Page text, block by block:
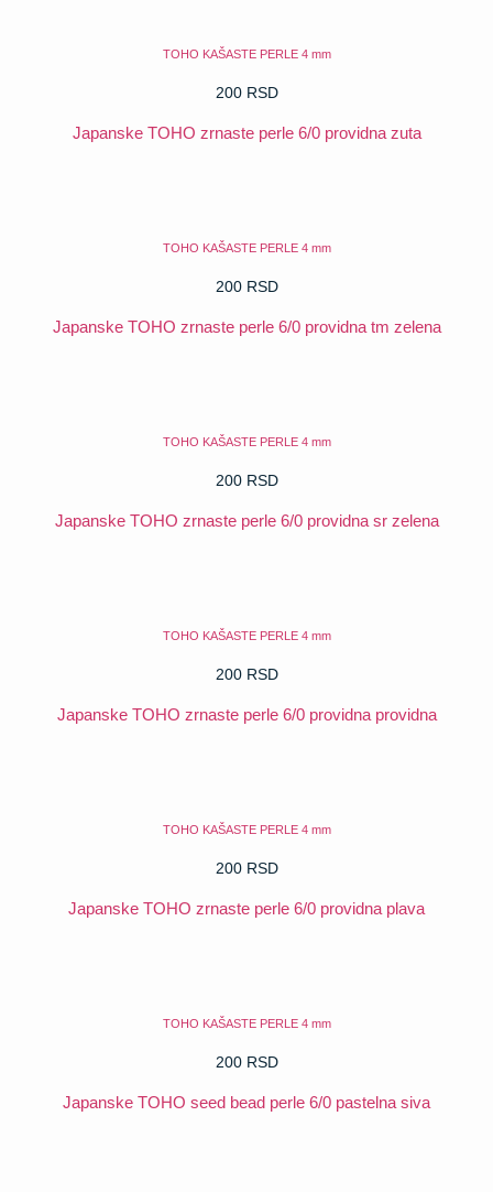
TOHO KAŠASTE PERLE 4 mm
200 RSD
Japanske TOHO zrnaste perle 6/0 providna zuta
TOHO KAŠASTE PERLE 4 mm
200 RSD
Japanske TOHO zrnaste perle 6/0 providna tm zelena
TOHO KAŠASTE PERLE 4 mm
200 RSD
Japanske TOHO zrnaste perle 6/0 providna sr zelena
TOHO KAŠASTE PERLE 4 mm
200 RSD
Japanske TOHO zrnaste perle 6/0 providna providna
TOHO KAŠASTE PERLE 4 mm
200 RSD
Japanske TOHO zrnaste perle 6/0 providna plava
TOHO KAŠASTE PERLE 4 mm
200 RSD
Japanske TOHO seed bead perle 6/0 pastelna siva